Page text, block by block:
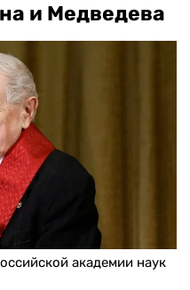
и Медведева
академии наук